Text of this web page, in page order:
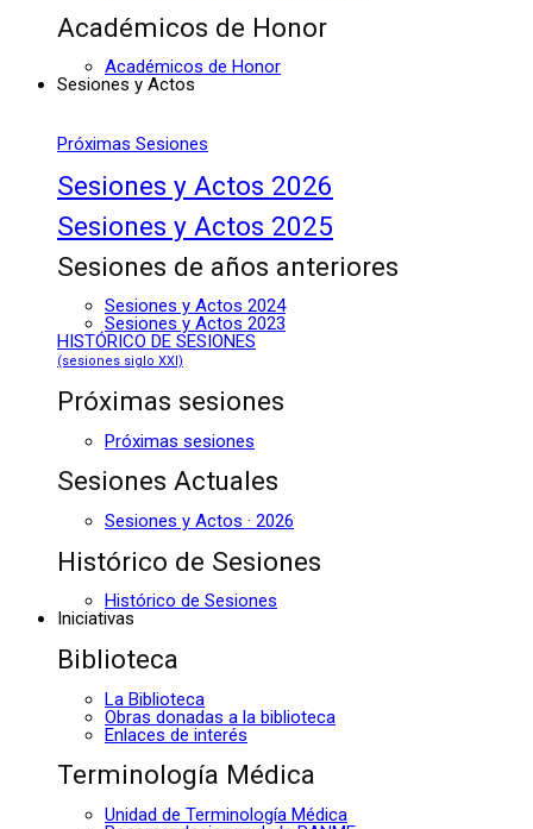
Académicos de Honor
Académicos de Honor
Sesiones y Actos
Próximas Sesiones
Sesiones y Actos 2026
Sesiones y Actos 2025
Sesiones de años anteriores
Sesiones y Actos 2024
Sesiones y Actos 2023
HISTÓRICO DE SESIONES
(sesiones siglo XXI)
Próximas sesiones
Próximas sesiones
Sesiones Actuales
Sesiones y Actos · 2026
Histórico de Sesiones
Histórico de Sesiones
Iniciativas
Biblioteca
La Biblioteca
Obras donadas a la biblioteca
Enlaces de interés
Terminología Médica
Unidad de Terminología Médica